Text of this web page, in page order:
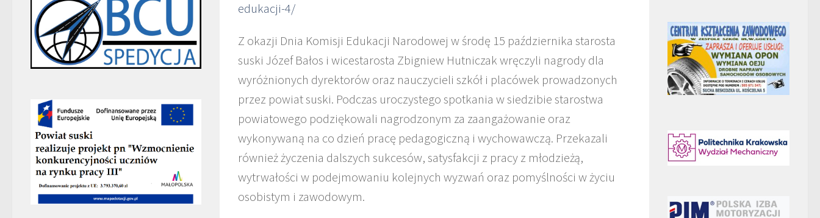
edukacji-4/
Z okazji Dnia Komisji Edukacji Narodowej w środę 15 października starosta
suski Józef Bałos i wicestarosta Zbigniew Hutniczak wręczyli nagrody dla
wyróżnionych dyrektorów oraz nauczycieli szkół i placówek prowadzonych
przez powiat suski. Podczas uroczystego spotkania w siedzibie starostwa
powiatowego podziękowali nagrodzonym za zaangażowanie oraz
wykonywaną na co dzień pracę pedagogiczną i wychowawczą. Przekazali
również życzenia dalszych sukcesów, satysfakcji z pracy z młodzieżą,
wytrwałości w podejmowaniu kolejnych wyzwań oraz pomyślności w życiu
osobistym i zawodowym.